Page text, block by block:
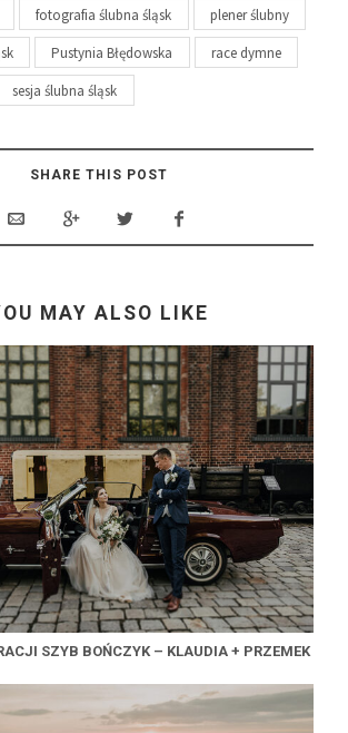
fotografia ślubna śląsk
plener ślubny
Pustynia Błędowska
race dymne
sesja ślubna śląsk
SHARE THIS POST
MAY ALSO LIKE
SZYB BOŃCZYK – KLAUDIA + PRZEMEK